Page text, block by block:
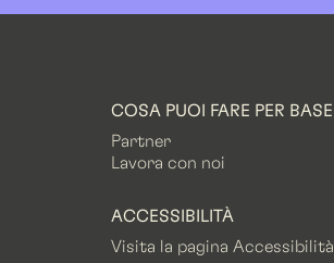
COSA PUOI FARE PER BASE
Partner
Lavora con noi
ACCESSIBILITÀ
Visita la pagina Accessibilità